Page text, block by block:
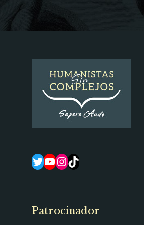
Twitter
YouTube
Instagram
TikTok
Patrocinador